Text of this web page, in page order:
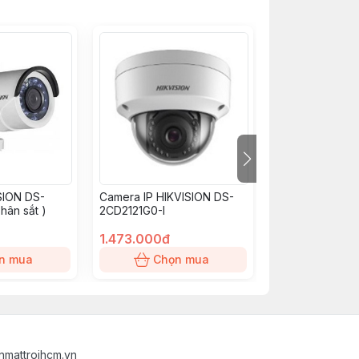
DS-
sắt )
mua
Camera IP HIKVISION DS-
2CD2121G0-I
1.473.000đ
Chọn mua